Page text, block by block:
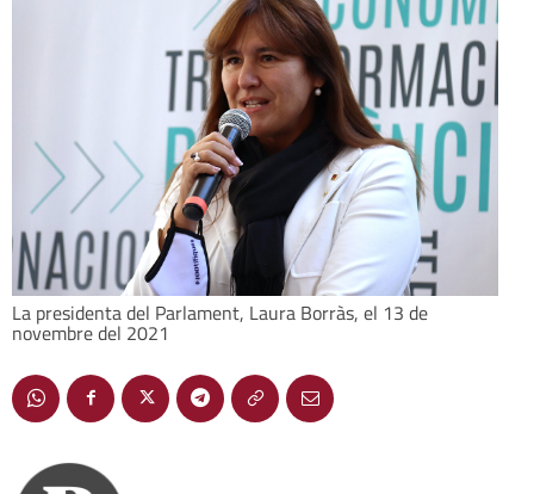
La presidenta del Parlament, Laura Borràs, el 13 de
novembre del 2021